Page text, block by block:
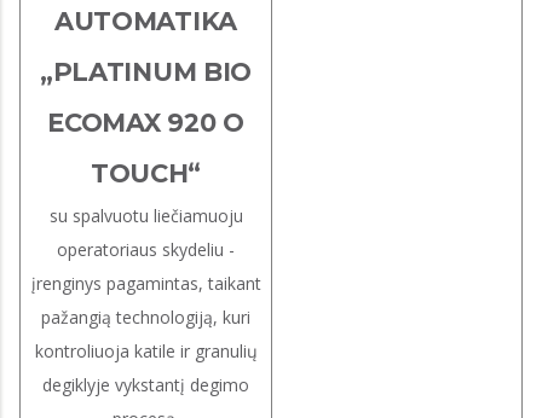
AUTOMATIKA
„PLATINUM BIO
ECOMAX 920 O
TOUCH“
su spalvuotu liečiamuoju
operatoriaus skydeliu -
įrenginys pagamintas, taikant
pažangią technologiją, kuri
kontroliuoja katile ir granulių
degiklyje vykstantį degimo